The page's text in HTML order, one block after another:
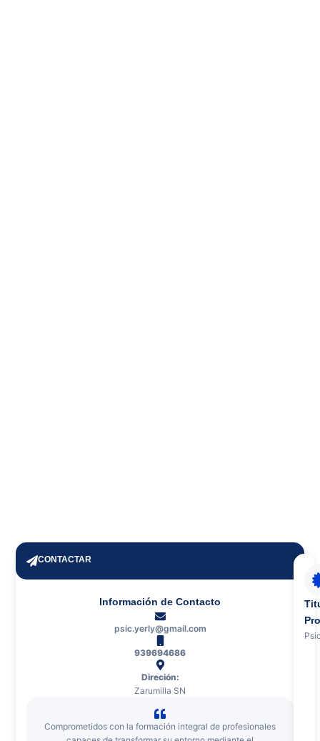
Información de Contacto
psic.yerly@gmail.com
939694686
Direción:
Zarumilla SN
Comprometidos con la formación integral de profesionales
CONTACTAR